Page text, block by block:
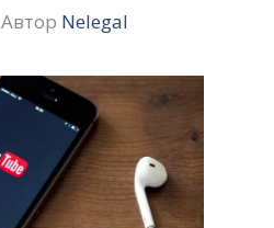
Автор Nelegal